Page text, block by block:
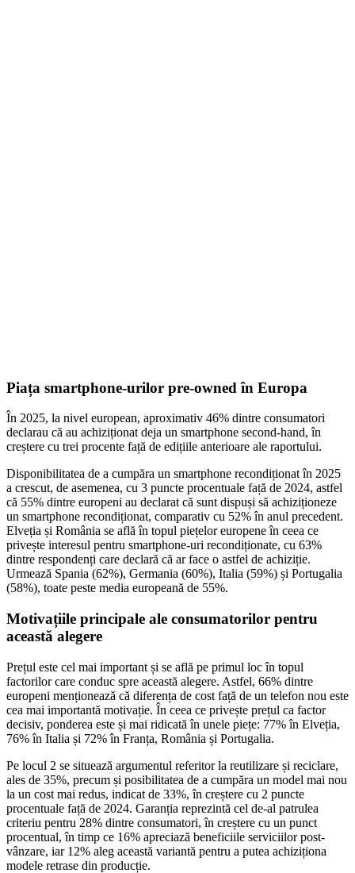
Piața smartphone-urilor pre-owned în Europa
În 2025, la nivel european, aproximativ 46% dintre consumatori
declarau că au achiziționat deja un smartphone second-hand, în
creștere cu trei procente față de edițiile anterioare ale raportului.
Disponibilitatea de a cumpăra un smartphone recondiționat în 2025
a crescut, de asemenea, cu 3 puncte procentuale față de 2024, astfel
că 55% dintre europeni au declarat că sunt dispuși să achiziționeze
un smartphone recondiționat, comparativ cu 52% în anul precedent.
Elveția și România se află în topul piețelor europene în ceea ce
privește interesul pentru smartphone-uri recondiționate, cu 63%
dintre respondenți care declară că ar face o astfel de achiziție.
Urmează Spania (62%), Germania (60%), Italia (59%) și Portugalia
(58%), toate peste media europeană de 55%.
Motivațiile principale ale consumatorilor pentru
această alegere
Prețul este cel mai important și se află pe primul loc în topul
factorilor care conduc spre această alegere. Astfel, 66% dintre
europeni menționează că diferența de cost față de un telefon nou este
cea mai importantă motivație. În ceea ce privește prețul ca factor
decisiv, ponderea este și mai ridicată în unele piețe: 77% în Elveția,
76% în Italia și 72% în Franța, România și Portugalia.
Pe locul 2 se situează argumentul referitor la reutilizare și reciclare,
ales de 35%, precum și posibilitatea de a cumpăra un model mai nou
la un cost mai redus, indicat de 33%, în creștere cu 2 puncte
procentuale față de 2024. Garanția reprezintă cel de-al patrulea
criteriu pentru 28% dintre consumatori, în creștere cu un punct
procentual, în timp ce 16% apreciază beneficiile serviciilor post-
vânzare, iar 12% aleg această variantă pentru a putea achiziționa
modele retrase din producție.